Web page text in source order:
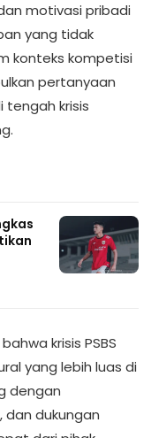
motivasi pribadi
yang tidak
konteks kompetisi
pertanyaan
tengah krisis
krisis PSBS
yang lebih luas di
dengan
dukungan